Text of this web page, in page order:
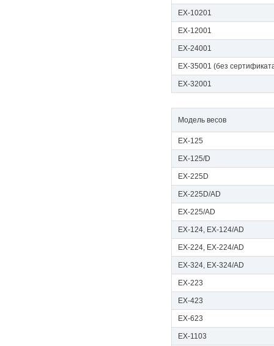
EX-10201
EX-12001
EX-24001
EX-35001 (без
EX-32001
Модель весов
EX-125
EX-125/D
EX-225D
EX-225D/AD
EX-225/AD
EX-124, EX-124/AD
EX-224, EX-224/AD
EX-324, EX-324/AD
EX-223
EX-423
EX-623
EX-1103